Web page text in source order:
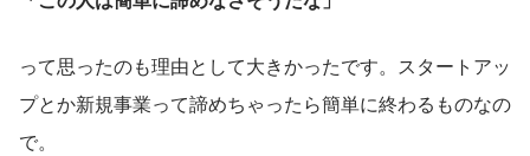
って思ったのも理由として大きかったです。スタートアッ
プとか新規事業って諦めちゃったら簡単に終わるものなの
で。